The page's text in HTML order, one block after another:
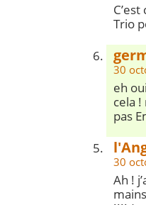
Trio
30
eh
cela !
pas
30
Ah !